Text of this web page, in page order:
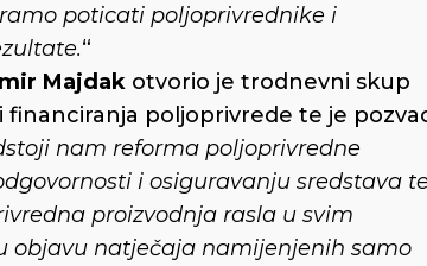
poticati poljoprivrednike i
“
Majdak otvorio je trodnevni skup
poljoprivrede te je
nam reforma poljoprivredne
i osiguravanju sredstava
proizvodnja rasla u svim
objavu natječaja namijenjenih samo